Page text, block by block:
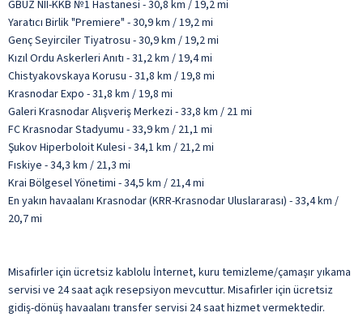
GBUZ NII-KKB №1 Hastanesi - 30,8 km / 19,2 mi
Yaratıcı Birlik "Premiere" - 30,9 km / 19,2 mi
Genç Seyirciler Tiyatrosu - 30,9 km / 19,2 mi
Kızıl Ordu Askerleri Anıtı - 31,2 km / 19,4 mi
Chistyakovskaya Korusu - 31,8 km / 19,8 mi
Krasnodar Expo - 31,8 km / 19,8 mi
Galeri Krasnodar Alışveriş Merkezi - 33,8 km / 21 mi
FC Krasnodar Stadyumu - 33,9 km / 21,1 mi
Şukov Hiperboloit Kulesi - 34,1 km / 21,2 mi
Fıskiye - 34,3 km / 21,3 mi
Krai Bölgesel Yönetimi - 34,5 km / 21,4 mi
En yakın havaalanı Krasnodar (KRR-Krasnodar Uluslararası) - 33,4 km /
20,7 mi
Misafirler için ücretsiz kablolu İnternet, kuru temizleme/çamaşır yıkama
servisi ve 24 saat açık resepsiyon mevcuttur. Misafirler için ücretsiz
gidiş-dönüş havaalanı transfer servisi 24 saat hizmet vermektedir.